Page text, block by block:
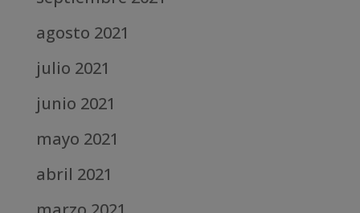
agosto 2021
julio 2021
junio 2021
mayo 2021
abril 2021